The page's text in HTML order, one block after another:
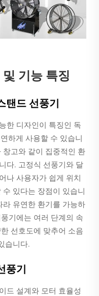
기능 특징
탠드 선풍기
한 디자인이 특징인 독
하게 사용할 수 있습니
고와 같이 집중적인 환
다. 고정식 선풍기와 달
나 사용자가 쉽게 위치
있다는 장점이 있습니
유연한 환기를 가능하
기에는 여러 단계의 속
선호도에 맞추어 소음
습니다.
풍기
드 설계와 모터 효율성